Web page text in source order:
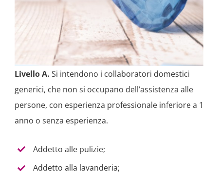
Livello A. Si intendono i collaboratori domestici
generici, che non si occupano dell’assistenza alle
persone, con esperienza professionale inferiore a 1
anno o senza esperienza.
Addetto alle pulizie;
Addetto alla lavanderia;